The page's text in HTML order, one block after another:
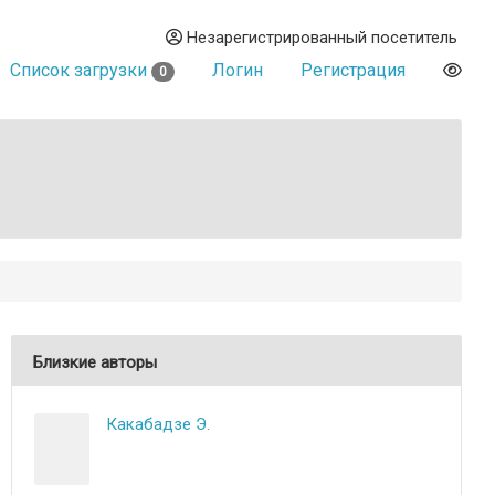
Незарегистрированный посетитель
Список загрузки 0 Логин Регистрация
Близкие авторы
Какабадзе Э.